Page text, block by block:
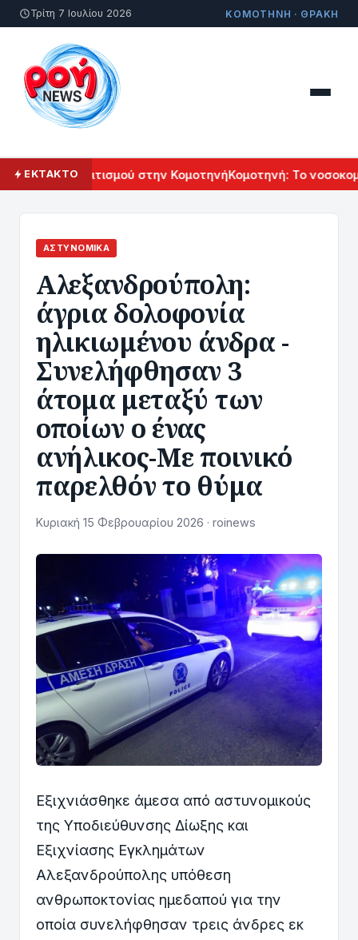
Τρίτη 7 Ιουλίου 2026 ΚΟΜΟΤΗΝΗ · ΘΡΑΚΗ
ΕΚΤΑΚΤΟΠολιτισμού στην ΚομοτηνήΚομοτηνή: Το
ΑΣΤΥΝΟΜΙΚΆ
Αλεξανδρούπολη:
άγρια δολοφονία
ηλικιωμένου άνδρα -
Συνελήφθησαν 3
άτομα μεταξύ των
οποίων ο ένας
ανήλικος-Με ποινικό
παρελθόν το θύμα
Κυριακή 15 Φεβρουαρίου 2026 · roinews
Εξιχνιάσθηκε άμεσα από αστυνομικούς
της Υποδιεύθυνσης Δίωξης και
Εξιχνίασης Εγκλημάτων
Αλεξανδρούπολης υπόθεση
ανθρωποκτονίας ημεδαπού για την
οποία συνελήφθησαν τρεις άνδρες εκ